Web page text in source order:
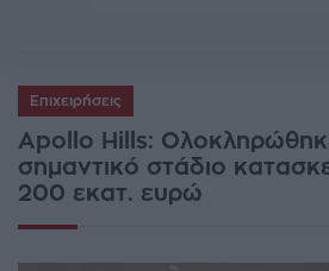
Επιχειρήσεις
Apollo Hills:
σημαντικό στάδιο
200 εκατ. ευρώ